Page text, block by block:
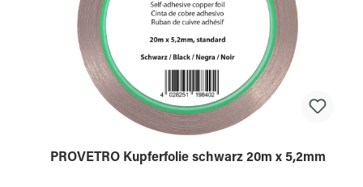
PROVETRO Kupferfolie schwarz 20m x 5,2mm